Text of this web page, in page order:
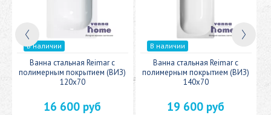
В наличии
Ванна стальная Reimar с
полимерным покрытием (ВИЗ)
120x70
16 600 руб
В наличии
Ванна стальная Reimar с
полимерным покрытием (ВИЗ)
140x70
19 600 руб